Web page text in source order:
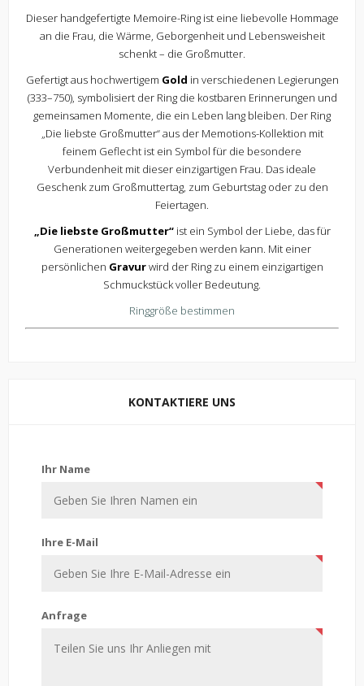
Dieser handgefertigte Memoire-Ring ist eine liebevolle Hommage
an die Frau, die Wärme, Geborgenheit und Lebensweisheit
schenkt – die Großmutter.
Gefertigt aus hochwertigem Gold in verschiedenen Legierungen
(333–750), symbolisiert der Ring die kostbaren Erinnerungen und
gemeinsamen Momente, die ein Leben lang bleiben. Der Ring
„Die liebste Großmutter“ aus der Memotions-Kollektion mit
feinem Geflecht ist ein Symbol für die besondere
Verbundenheit mit dieser einzigartigen Frau. Das ideale
Geschenk zum Großmuttertag, zum Geburtstag oder zu den
Feiertagen.
„Die liebste Großmutter“ist ein Symbol der Liebe, das für
Generationen weitergegeben werden kann. Mit einer
persönlichen Gravurwird der Ring zu einem einzigartigen
Schmuckstück voller Bedeutung.
Ringgröße bestimmen
KONTAKTIERE UNS
Ihr Name
Ihre E-Mail
Anfrage